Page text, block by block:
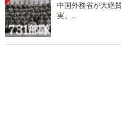
中国外務省が大絶
実」...